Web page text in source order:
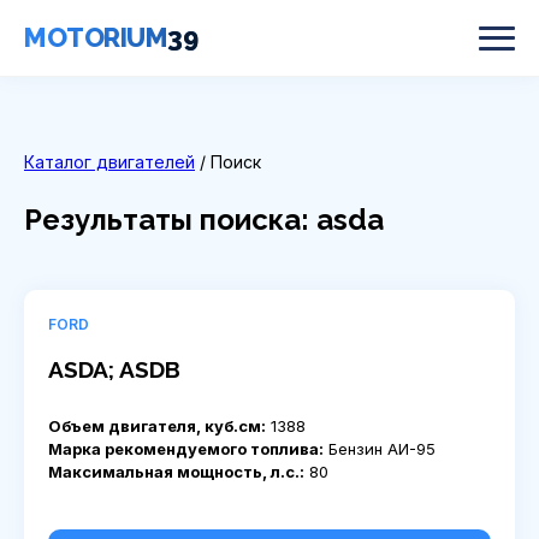
MOTORIUM39
Каталог двигателей / Поиск
Результаты поиска: asda
FORD
ASDA; ASDB
Объем двигателя, куб.см: 1388
Марка рекомендуемого топлива: Бензин АИ-95
Максимальная мощность, л.с.: 80